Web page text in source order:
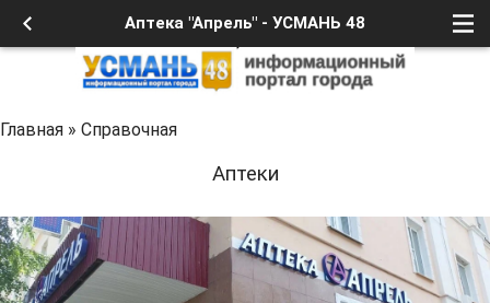
Аптека "Апрель" - УСМАНЬ 48
Главная » Справочная
Аптеки